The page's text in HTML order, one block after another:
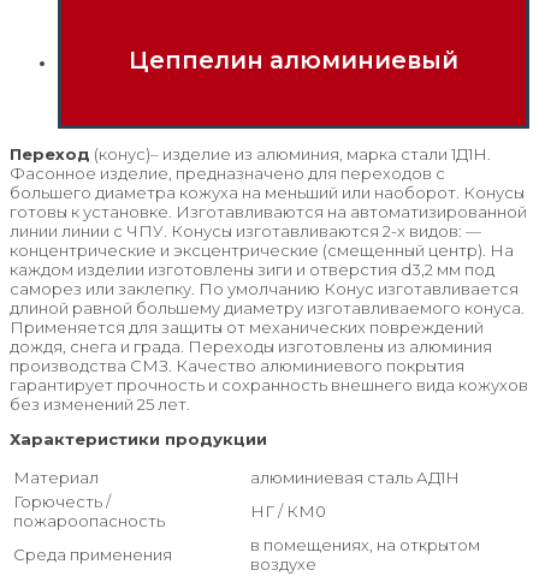
Цеппелин алюминиевый
Переход (конус)– изделие из алюминия, марка стали 1Д1Н.
Фасонное изделие, предназначено для переходов с
большего диаметра кожуха на меньший или наоборот. Конусы
готовы к установке. Изготавливаются на автоматизированной
линии линии с ЧПУ. Конусы изготавливаются 2-х видов: —
концентрические и эксцентрические (смещенный центр). На
каждом изделии изготовлены зиги и отверстия d3,2 мм под
саморез или заклепку. По умолчанию Конус изготавливается
длиной равной большему диаметру изготавливаемого конуса.
Применяется для защиты от механических повреждений
дождя, снега и града. Переходы изготовлены из алюминия
производства СМЗ. Качество алюминиевого покрытия
гарантирует прочность и сохранность внешнего вида кожухов
без изменений 25 лет.
Характеристики продукции
Материал
алюминиевая сталь АД1Н
Горючесть /
пожароопасность
НГ / КМ0
Среда применения
в помещениях, на открытом
воздухе